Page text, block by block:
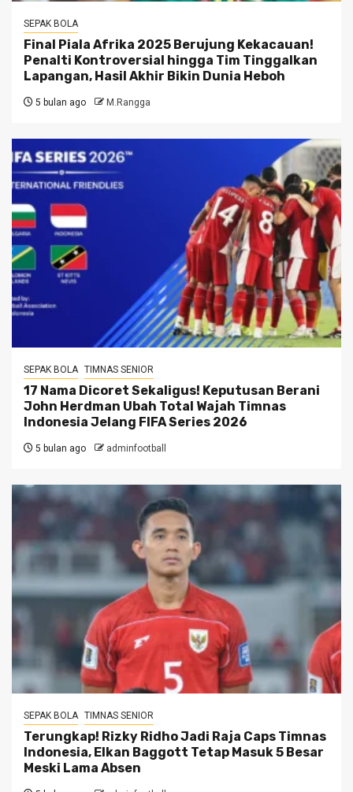
SEPAK BOLA
Final Piala Afrika 2025 Berujung Kekacauan!
Penalti Kontroversial hingga Tim Tinggalkan
Lapangan, Hasil Akhir Bikin Dunia Heboh
5 bulan ago M.Rangga
SEPAK BOLA TIMNAS SENIOR
17 Nama Dicoret Sekaligus! Keputusan Berani
John Herdman Ubah Total Wajah Timnas
Indonesia Jelang FIFA Series 2026
5 bulan ago adminfootball
SEPAK BOLA TIMNAS SENIOR
Terungkap! Rizky Ridho Jadi Raja Caps Timnas
Indonesia, Elkan Baggott Tetap Masuk 5 Besar
Meski Lama Absen